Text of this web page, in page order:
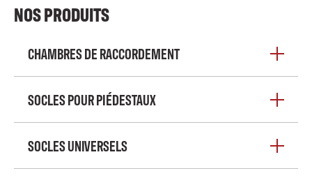
NOS PRODUITS
CHAMBRES DE RACCORDEMENT
SOCLES POUR PIÉDESTAUX
SOCLES UNIVERSELS